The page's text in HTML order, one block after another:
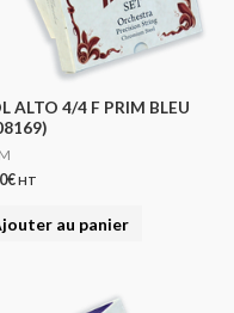
ALTO 4/4 F PRIM BLEU
€HT
au panier